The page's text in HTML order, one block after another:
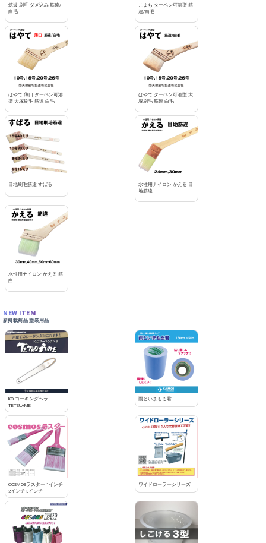
筑波 刷毛 ダメ込み 筋違/
白毛
こまち ターペン可溶型 筋
違/白毛
はやて 薄口 ターペン可溶
型 大塚刷毛 筋違 白毛
はやて ターペン可溶型 大
塚刷毛 筋違 白毛
目地刷毛筋違 すばる
水性用ナイロン かえる 目
地筋違
水性用ナイロン かえる 筋
白
NEW ITEM
新掲載商品 塗装用品
KO コーキングヘラ
TETSUAME
雨といまもる君
COSMOSラスター 1インチ
2インチ 3インチ
ワイドローラーシリーズ